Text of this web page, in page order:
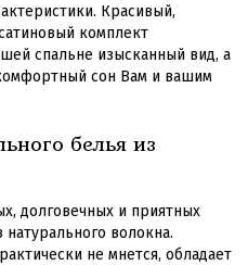
Красивый,
комплект
спальне изысканный вид, а
сон Вам и вашим
белья из
долговечных и приятных
волокна.
не мнется, обладает